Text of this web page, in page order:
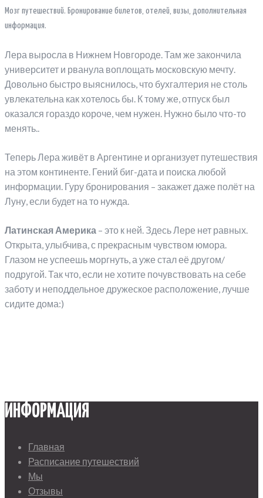
Мозг путешествий. Бронирование билетов, отелей, визы, дополнительная
информация.
Лера выросла в Нижнем Новгороде. Там же закончила
университет и рванула воплощать московскую мечту.
Довольно быстро выяснилось, что бухгалтерия не столь
увлекательна как хотелось бы. К тому же, отпуск был
оказался гораздо короче, чем нужен. Нужно было что-то
менять..
Теперь Лера живёт в Аргентине и организует путешествия
на этом континенте. Гений биг-дата и поиска любой
информации. Гуру бронирования – закажет даже полёт на
Луну, если будет на то нужда.
Латинская Америка – это к ней. Здесь Лере нет равных.
Открыта, улыбчива, с прекрасным чувством юмора.
Глазом не успеешь моргнуть, а уже стал её другом/
подругой. Так что, если не хотите почувствовать на себе
заботу и неподдельное дружеское расположение, лучше
сидите дома:)
ИНФОРМАЦИЯ
Главная
Расписание путешествий
Мы
Отзывы